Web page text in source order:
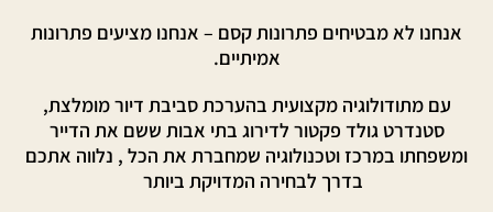
אנחנו לא מבטיחים פתרונות קסם – אנחנו מציעים פתרונות
אמיתיים.
עם מתודולוגיה מקצועית בהערכת סביבת דיור מומלצת,
סטנדרט גולד פקטור לדירוג בתי אבות ששם את הדייר
ומשפחתו במרכז וטכנולוגיה שמחברת את הכל , נלווה אתכם
בדרך לבחירה המדויקת ביותר